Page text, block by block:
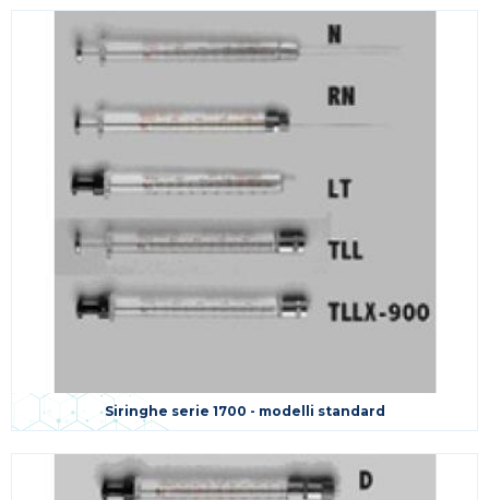
Siringhe serie 1700 - modelli standard